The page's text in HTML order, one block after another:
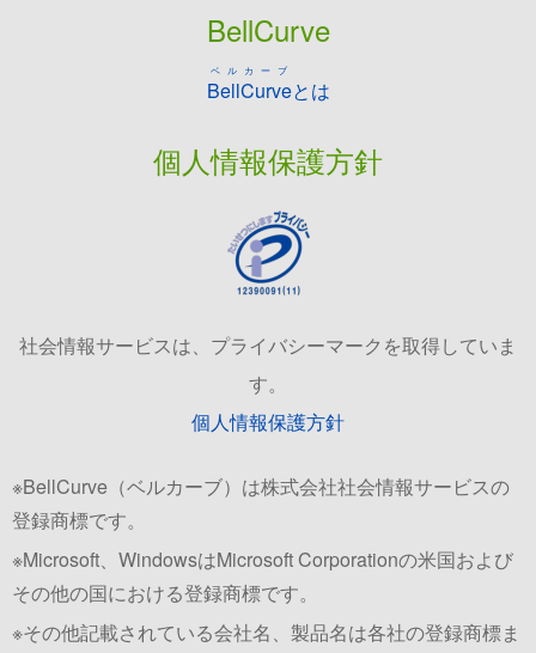
BellCurve
BellCurve
ベルカーブ
とは
個人情報保護方針
社会情報サービスは、プライバシーマークを取得していま
す。
個人情報保護方針
※BellCurve（ベルカーブ）は株式会社社会情報サービスの
登録商標です。
※Microsoft、WindowsはMicrosoft Corporationの米国および
その他の国における登録商標です。
※その他記載されている会社名、製品名は各社の登録商標ま